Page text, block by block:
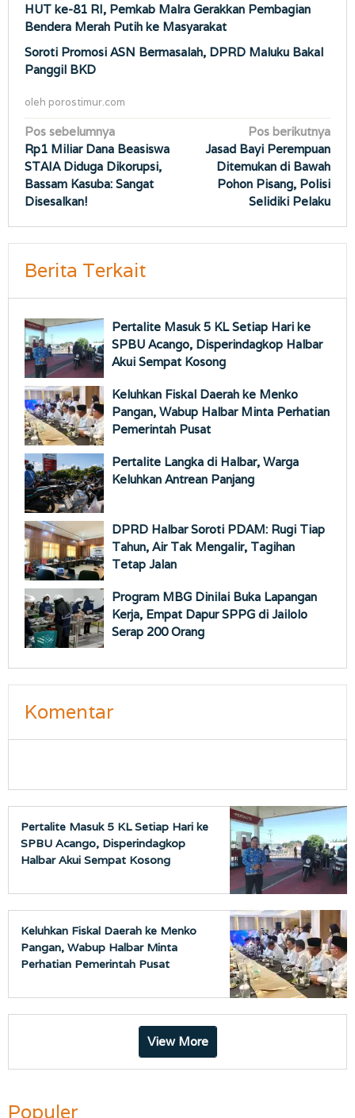
HUT ke-81 RI, Pemkab Malra Gerakkan Pembagian
Bendera Merah Putih ke Masyarakat
Soroti Promosi ASN Bermasalah, DPRD Maluku Bakal
Panggil BKD
oleh porostimur.com
Navigasi
pos
Pos sebelumnya
Rp1 Miliar Dana Beasiswa
STAIA Diduga Dikorupsi,
Bassam Kasuba: Sangat
Disesalkan!
Pos berikutnya
Jasad Bayi Perempuan
Ditemukan di Bawah
Pohon Pisang, Polisi
Selidiki Pelaku
Berita Terkait
Pertalite Masuk 5 KL Setiap Hari ke
SPBU Acango, Disperindagkop Halbar
Akui Sempat Kosong
Keluhkan Fiskal Daerah ke Menko
Pangan, Wabup Halbar Minta Perhatian
Pemerintah Pusat
Pertalite Langka di Halbar, Warga
Keluhkan Antrean Panjang
DPRD Halbar Soroti PDAM: Rugi Tiap
Tahun, Air Tak Mengalir, Tagihan
Tetap Jalan
Program MBG Dinilai Buka Lapangan
Kerja, Empat Dapur SPPG di Jailolo
Serap 200 Orang
Komentar
Pertalite Masuk 5 KL Setiap Hari ke
SPBU Acango, Disperindagkop
Halbar Akui Sempat Kosong
Keluhkan Fiskal Daerah ke Menko
Pangan, Wabup Halbar Minta
Perhatian Pemerintah Pusat
View More
Populer